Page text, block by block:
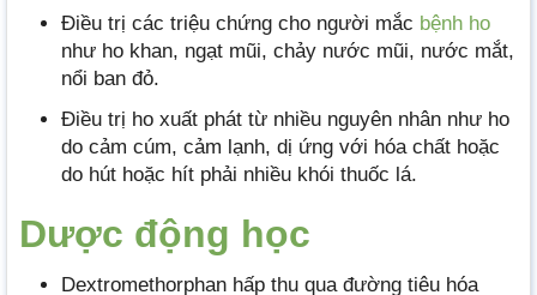
Điều trị các triệu chứng cho người mắc bệnh ho
như ho khan, ngạt mũi, chảy nước mũi, nước mắt,
nổi ban đỏ.
Điều trị ho xuất phát từ nhiều nguyên nhân như ho
do cảm cúm, cảm lạnh, dị ứng với hóa chất hoặc
do hút hoặc hít phải nhiều khói thuốc lá.
Dược động học
Dextromethorphan hấp thu qua đường tiêu hóa